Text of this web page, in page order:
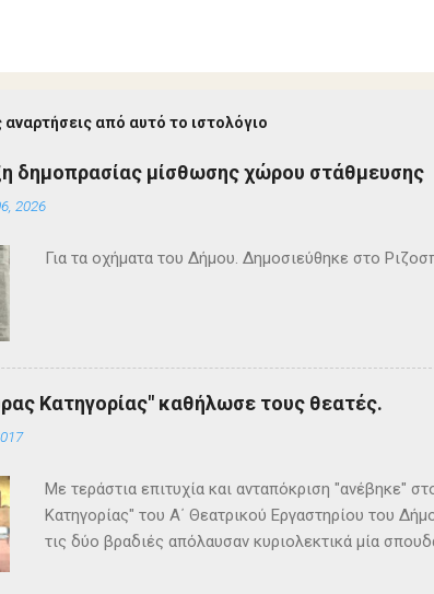
αναρτήσεις από αυτό το ιστολόγιο
δημοπρασίας μίσθωσης χώρου στάθμευσης
2026
Για τα οχήματα του Δήμου. Δημοσιεύθηκε στο
Κατηγορίας" καθήλωσε τους θεατές.
Με τεράστια επιτυχία και ανταπόκριση "ανέβηκε"
Κατηγορίας" του Α΄ Θεατρικού Εργαστηρίου του
τις δύο βραδιές απόλαυσαν κυριολεκτικά μία